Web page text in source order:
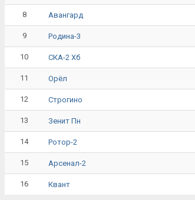
8 Авангард
9 Родина-3
10 СКА-2 Хб
11 Орёл
12 Строгино
13 Зенит Пн
14 Ротор-2
15 Арсенал-2
16 Квант